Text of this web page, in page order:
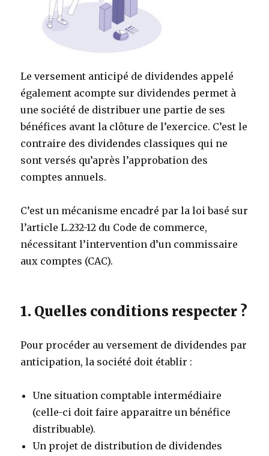
Le versement anticipé de dividendes appelé
également acompte sur dividendes permet à
une société de distribuer une partie de ses
bénéfices avant la clôture de l’exercice. C’est le
contraire des dividendes classiques qui ne
sont versés qu’après l’approbation des
comptes annuels.
C’est un mécanisme encadré par la loi basé sur
l’article L.232-12 du Code de commerce,
nécessitant l’intervention d’un commissaire
aux comptes (CAC).
1. Quelles conditions respecter ?
Pour procéder au versement de dividendes par
anticipation, la société doit établir :
Une situation comptable intermédiaire
(celle-ci doit faire apparaitre un bénéfice
distribuable).
Un projet de distribution de dividendes